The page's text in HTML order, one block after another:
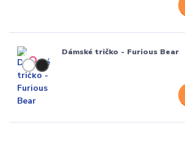
Dámské tričko - Furious Bear